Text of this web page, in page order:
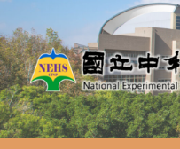
轉
至
主
要
內